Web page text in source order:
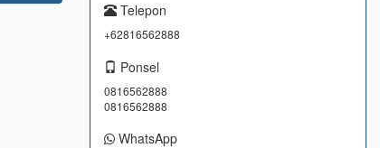
Telepon
+62816562888
Ponsel
0816562888
0816562888
WhatsApp